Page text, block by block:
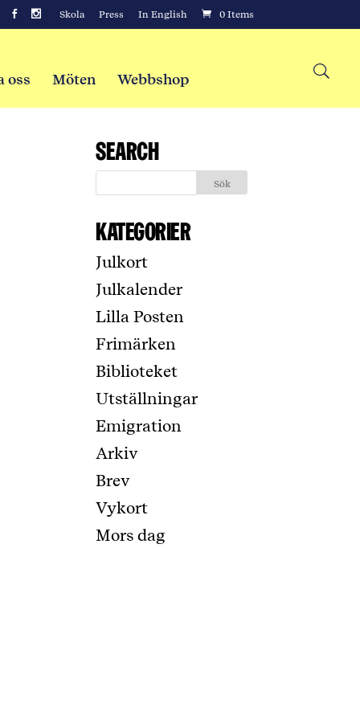
Skola Press In English 0 Items
oss Möten Webbshop
Search
Kategorier
Julkort
Julkalender
Lilla Posten
Frimärken
Biblioteket
Utställningar
Emigration
Arkiv
Brev
Vykort
Mors dag